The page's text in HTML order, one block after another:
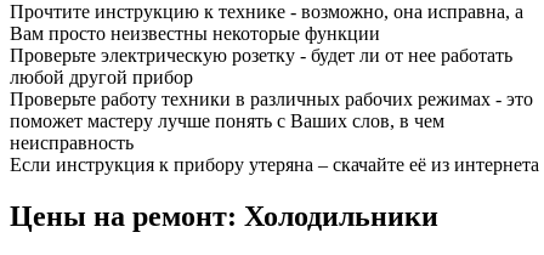
Прочтите инструкцию к технике - возможно, она исправна, а
Вам просто неизвестны некоторые функции
Проверьте электрическую розетку - будет ли от нее работать
любой другой прибор
Проверьте работу техники в различных рабочих режимах - это
поможет мастеру лучше понять с Ваших слов, в чем
неисправность
Если инструкция к прибору утеряна – скачайте её из интернета
Цены на ремонт: Холодильники